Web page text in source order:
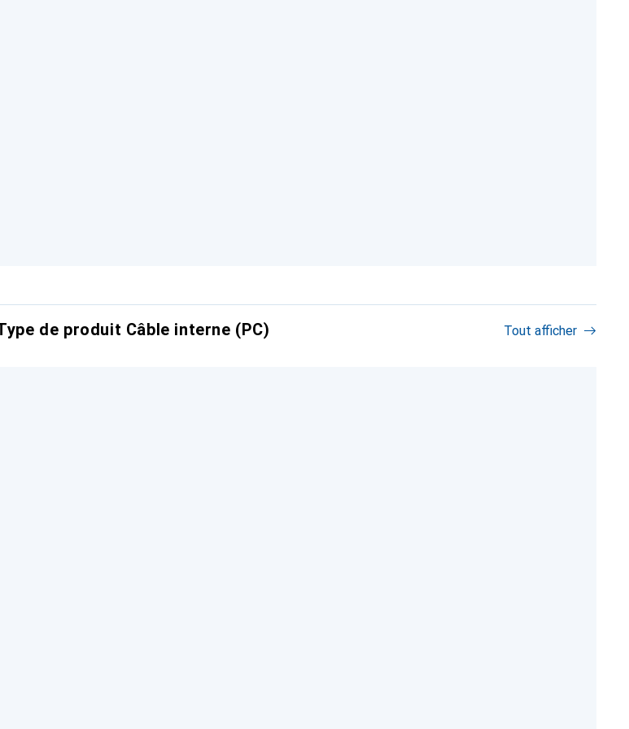
de produit Câble interne (PC) Tout afficher